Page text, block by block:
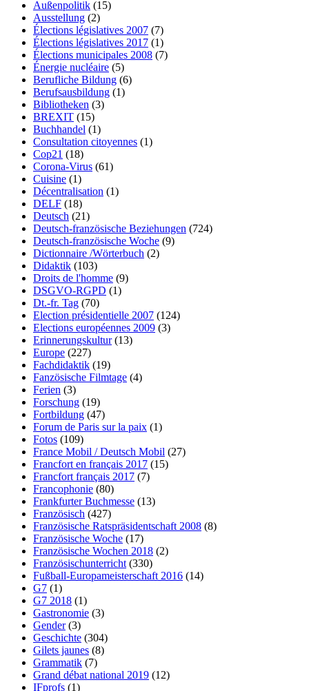
Außenpolitik (15)
Ausstellung (2)
Élections législatives 2007 (7)
Élections législatives 2017 (1)
Élections municipales 2008 (7)
Énergie nucléaire (5)
Berufliche Bildung (6)
Berufsausbildung (1)
Bibliotheken (3)
BREXIT (15)
Buchhandel (1)
Consultation citoyennes (1)
Cop21 (18)
Corona-Virus (61)
Cuisine (1)
Décentralisation (1)
DELF (18)
Deutsch (21)
Deutsch-französische Beziehungen (724)
Deutsch-französische Woche (9)
Dictionnaire /Wörterbuch (2)
Didaktik (103)
Droits de l'homme (9)
DSGVO-RGPD (1)
Dt.-fr. Tag (70)
Election présidentielle 2007 (124)
Elections européennes 2009 (3)
Erinnerungskultur(13)
Europe (227)
Fachdidaktik (19)
Fanzösische Filmtage (4)
Ferien (3)
Forschung (19)
Fortbildung (47)
Forum de Paris sur la paix (1)
Fotos (109)
France Mobil / Deutsch Mobil (27)
Francfort en français 2017 (15)
Francfort français 2017 (7)
Francophonie (80)
Frankfurter Buchmesse (13)
Französisch (427)
Französische Ratspräsidentschaft 2008 (8)
Französische Woche (17)
Französische Wochen 2018 (2)
Französischunterricht (330)
Fußball-Europameisterschaft 2016 (14)
G7 (1)
G7 2018 (1)
Gastronomie (3)
Gender(3)
Geschichte (304)
Gilets jaunes (8)
Grammatik (7)
Grand débat national 2019 (12)
IFprofs (1)